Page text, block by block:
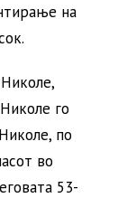
на
го
по
во
53-